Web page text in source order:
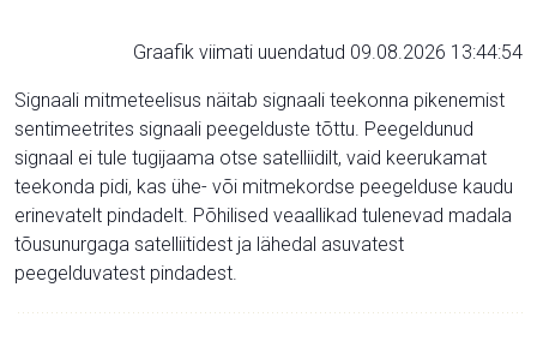
Graafik viimati uuendatud 09.08.2026 13:44:54
Signaali mitmeteelisus näitab signaali teekonna pikenemist
sentimeetrites signaali peegelduste tõttu. Peegeldunud
signaal ei tule tugijaama otse satelliidilt, vaid keerukamat
teekonda pidi, kas ühe- või mitmekordse peegelduse kaudu
erinevatelt pindadelt. Põhilised veaallikad tulenevad madala
tõusunurgaga satelliitidest ja lähedal asuvatest
peegelduvatest pindadest.